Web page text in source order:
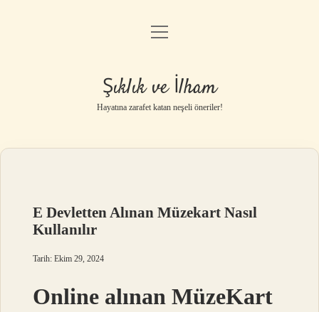
Anasayfa
Gizlilik Politikası
Yasal Uyarı
menüyü
Şıklık ve İlham
Hayatına zarafet katan neşeli öneriler!
E Devletten Alınan Müzekart Nasıl
Kullanılır
Tarih: Ekim 29, 2024
Online alınan MüzeKart